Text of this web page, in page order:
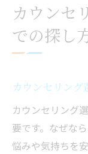
カウンセ
での探し
カウンセリング
カウンセリング
要です。なぜな
悩みや気持ちを